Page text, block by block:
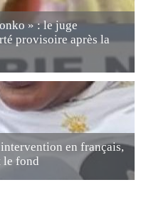
» : le juge
provisoire après la
en français,
le fond